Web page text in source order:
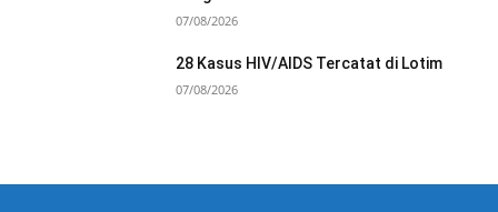
07/08/2026
28 Kasus HIV/AIDS Tercatat di Lotim
07/08/2026